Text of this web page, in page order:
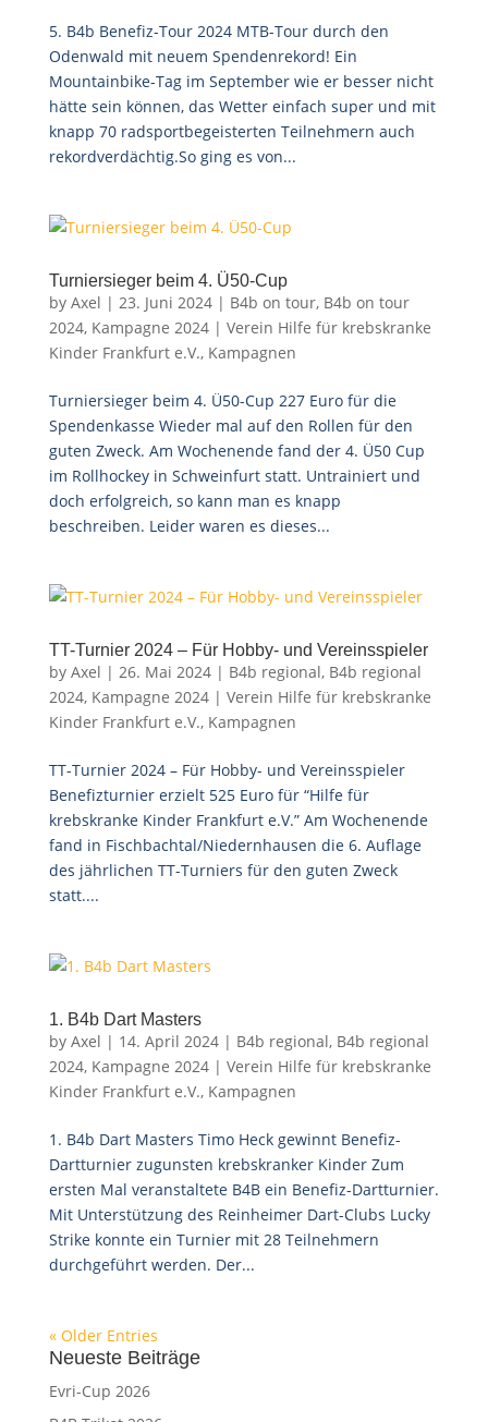
5. B4b Benefiz-Tour 2024 MTB-Tour durch den
Odenwald mit neuem Spendenrekord! Ein
Mountainbike-Tag im September wie er besser nicht
hätte sein können, das Wetter einfach super und mit
knapp 70 radsportbegeisterten Teilnehmern auch
rekordverdächtig.So ging es von...
Turniersieger beim 4. Ü50-Cup
by Axel | 23. Juni 2024| B4b on tour, B4b on tour
2024, Kampagne 2024 | Verein Hilfe für krebskranke
Kinder Frankfurt e.V., Kampagnen
Turniersieger beim 4. Ü50-Cup 227 Euro für die
Spendenkasse Wieder mal auf den Rollen für den
guten Zweck. Am Wochenende fand der 4. Ü50 Cup
im Rollhockey in Schweinfurt statt. Untrainiert und
doch erfolgreich, so kann man es knapp
beschreiben. Leider waren es dieses...
TT-Turnier 2024 – Für Hobby- und Vereinsspieler
by Axel | 26. Mai 2024| B4b regional, B4b regional
2024, Kampagne 2024 | Verein Hilfe für krebskranke
Kinder Frankfurt e.V., Kampagnen
TT-Turnier 2024 – Für Hobby- und Vereinsspieler
Benefizturnier erzielt 525 Euro für “Hilfe für
krebskranke Kinder Frankfurt e.V.” Am Wochenende
fand in Fischbachtal/Niedernhausen die 6. Auflage
des jährlichen TT-Turniers für den guten Zweck
statt....
1. B4b Dart Masters
by Axel | 14. April 2024| B4b regional, B4b regional
2024, Kampagne 2024 | Verein Hilfe für krebskranke
Kinder Frankfurt e.V., Kampagnen
1. B4b Dart Masters Timo Heck gewinnt Benefiz-
Dartturnier zugunsten krebskranker Kinder Zum
ersten Mal veranstaltete B4B ein Benefiz-Dartturnier.
Mit Unterstützung des Reinheimer Dart-Clubs Lucky
Strike konnte ein Turnier mit 28 Teilnehmern
durchgeführt werden. Der...
« Older Entries
Neueste Beiträge
Evri-Cup 2026